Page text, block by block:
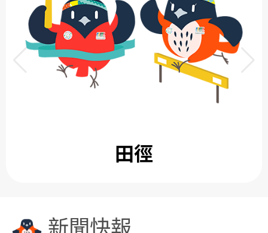
游泳
新聞快報